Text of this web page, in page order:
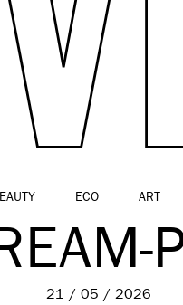
ECO ART
21 / 05 / 2026